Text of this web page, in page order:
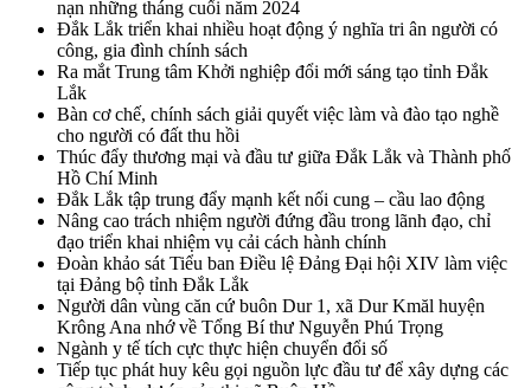
nạn những tháng cuối năm 2024
Đắk Lắk triển khai nhiều hoạt động ý nghĩa tri ân người có
công, gia đình chính sách
Ra mắt Trung tâm Khởi nghiệp đổi mới sáng tạo tỉnh Đắk
Lắk
Bàn cơ chế, chính sách giải quyết việc làm và đào tạo nghề
cho người có đất thu hồi
Thúc đẩy thương mại và đầu tư giữa Đắk Lắk và Thành phố
Hồ Chí Minh
Đắk Lắk tập trung đẩy mạnh kết nối cung – cầu lao động
Nâng cao trách nhiệm người đứng đầu trong lãnh đạo, chỉ
đạo triển khai nhiệm vụ cải cách hành chính
Đoàn khảo sát Tiểu ban Điều lệ Đảng Đại hội XIV làm việc
tại Đảng bộ tỉnh Đắk Lắk
Người dân vùng căn cứ buôn Dur 1, xã Dur Kmăl huyện
Krông Ana nhớ về Tổng Bí thư Nguyễn Phú Trọng
Ngành y tế tích cực thực hiện chuyển đổi số
Tiếp tục phát huy kêu gọi nguồn lực đầu tư để xây dựng các